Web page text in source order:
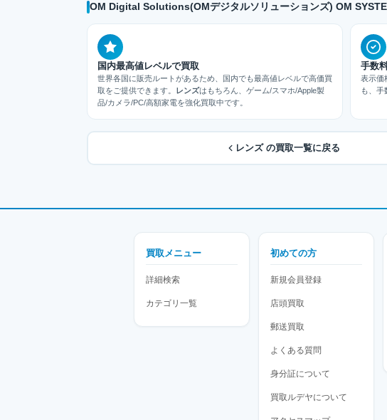
OM Digital Solutions(OMデジタルソリューションズ) OM
国内最高値レベルで買取
世界各国に販売ルートがあるため、国内でも最高値レベルで高価買
取をご提供できます。 レンズはもちろん、ゲーム/スマホ/Apple製
品/カメラ/PC/高額家電を強化買取中です。
手数
表示価
も、手
レンズ の買取一覧に戻る
買取メニュー
詳細検索
カテゴリ一覧
初めての方
新規会員登録
店頭買取
郵送買取
よくある質問
身分証について
買取ルデヤについて